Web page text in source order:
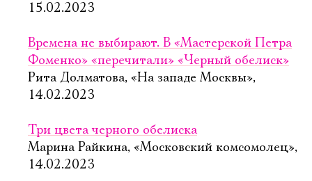
15.02.2023
Времена не выбирают. В «Мастерской Петра
Фоменко» «перечитали» «Черный обелиск»
Рита Долматова, «На западе Москвы»,
14.02.2023
Три цвета черного обелиска
Марина Райкина, «Московский комсомолец»,
14.02.2023